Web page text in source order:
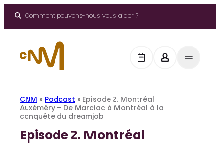
Comment pouvons-nous vous aider ?
CNM » Podcast » Episode 2. Montréal
Auxéméry – De Marciac à Montréal à la
conquête du dreamjob
Episode 2. Montréal